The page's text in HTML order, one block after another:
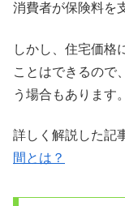
消費者が保険料を
しかし、住宅価格
ことはできるので
う場合もあります。
詳しく解説した
間とは？